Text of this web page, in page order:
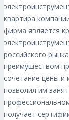
квартира
фирма является
российского
преимуществом
сочетание цены и
позволил им
получает